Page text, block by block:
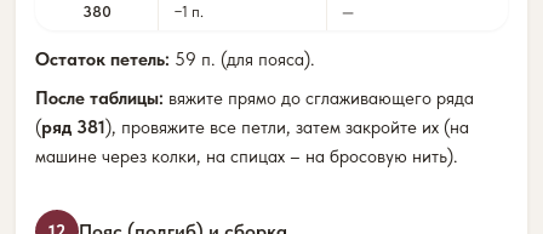
380 −1 п. —
Остаток петель: 59 п. (для пояса).
После таблицы: вяжите прямо до сглаживающего ряда
(ряд 381), провяжите все петли, затем закройте их (на
машине через колки, на спицах – на бросовую нить).